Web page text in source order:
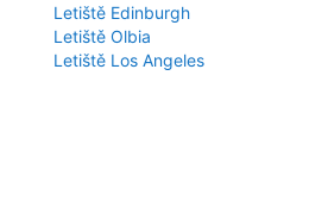
Letiště Edinburgh
Letiště Olbia
Letiště Los Angeles